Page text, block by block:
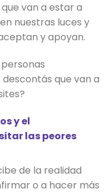
van a estar a
nuestras luces y
y apoyan.
que van a
y el
las peores
de la realidad
o a hacer más